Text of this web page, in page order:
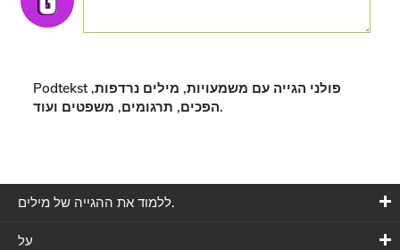
Podtekst פולני הגייה עם משמעויות, מילים נרדפות,
הפכים, תרגומים, משפטים ועוד.
ללמוד את ההגייה של מילים.
על